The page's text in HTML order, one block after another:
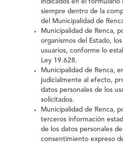
indicados en el formulario
siempre dentro de la
del
Municipalidad de
Municipalidad de Renca,
organismos del Estado,
usuarios, conforme lo
Ley 19.628.
Municipalidad de Renca,
judicialmente al efecto,
datos personales de los
solicitados.
Municipalidad de Renca,
terceros información
de los datos personales de
consentimiento expreso